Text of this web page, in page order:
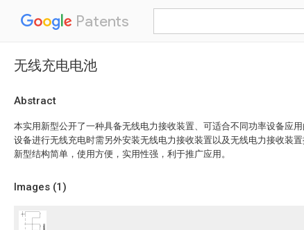
Patents
无线充电电池
Abstract
本实用新型公开了一种具备无线电力接收装置、可适合不同功率设备应
设备进行无线充电时需另外安装无线电力接收装置以及无线电力接收装
新型结构简单，使用方便，实用性强，利于推广应用。
Images (1)